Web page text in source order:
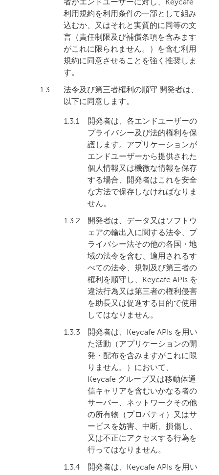
者がエンドユーザーに対し、Keycafe
利用規約を利用条件の一部として組み
込むか、又はそれと実質的に同等の文
言（責任制限及び補償条項を含みます
がこれに限られません。）を含む利用
規約に同意させることを強く推奨しま
す。
1.3
法令及び第三者権利の順守 開発者は、
以下に同意します。
1.3.1
開発者は、各エンドユーザーの
プライバシー及び法的権利を保
護します。アプリケーションが
エンドユーザーから提供された
個人情報又は機微な情報を保存
する場合、開発者はこれを安全
な方法で保存しなければなりま
せん。
1.3.2
開発者は、データ又はソフトウ
ェアの輸出入に関する法令、プ
ライバシー法その他の各国・地
域の法令を含む、適用されるす
べての法令、規制及び第三者の
権利を順守し、Keycafe APIs を
違法行為又は第三者の権利侵害
を助長又は促進する目的で使用
してはなりません。
1.3.3
開発者は、Keycafe APIs を用い
た活動（アプリケーションの開
発・配布を含みますがこれに限
りません。）において、
Keycafe グループ又は移動体通
信キャリアを含むいかなる者の
サーバー、ネットワークその他
の所有物（プロパティ）又はサ
ービスを妨害、中断、損傷し、
又は不正にアクセスする行為を
行ってはなりません。
1.3.4
開発者は、Keycafe APIs を用い